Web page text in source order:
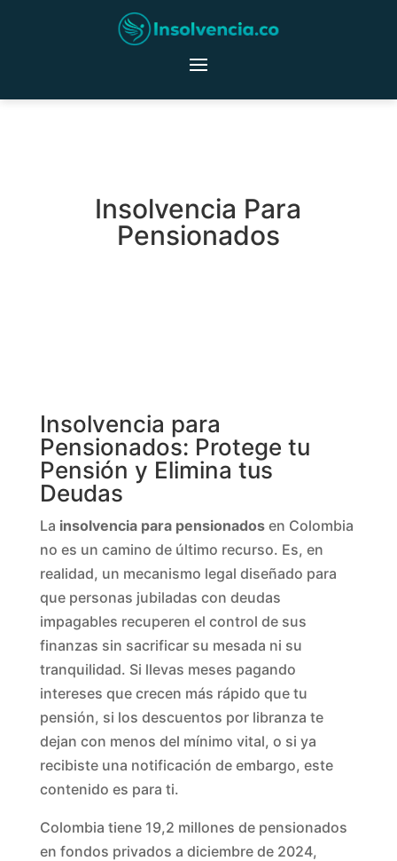
Insolvencia Para
Pensionados
Insolvencia para
Pensionados: Protege tu
Pensión y Elimina tus
Deudas
La insolvencia para pensionadosen Colombia
no es un camino de último recurso. Es, en
realidad, un mecanismo legal diseñado para
que personas jubiladas con deudas
impagables recuperen el control de sus
finanzas sin sacrificar su mesada ni su
tranquilidad. Si llevas meses pagando
intereses que crecen más rápido que tu
pensión, si los descuentos por libranza te
dejan con menos del mínimo vital, o si ya
recibiste una notificación de embargo, este
contenido es para ti.
Colombia tiene 19,2 millones de pensionados
en fondos privados a diciembre de 2024,